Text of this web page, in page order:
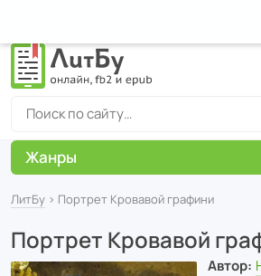
ЛитБу › Портрет Кровавой графини
Портрет Кровавой
Автор:
Жанры